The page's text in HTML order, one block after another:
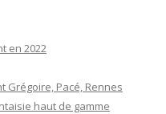
en 2022
Grégoire, Pacé, Rennes
haut de gamme